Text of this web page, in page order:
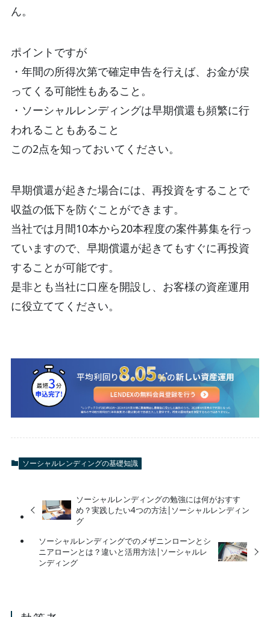
ん。
ポイントですが
・年間の所得次第で確定申告を行えば、お金が戻
ってくる可能性もあること。
・ソーシャルレンディングは早期償還も頻繁に行
われることもあること
この2点を知っておいてください。
早期償還が起きた場合には、再投資をすることで
収益の低下を防ぐことができます。
当社では月間10本から20本程度の案件募集を行っ
ていますので、早期償還が起きてもすぐに再投資
することが可能です。
是非とも当社に口座を開設し、お客様の資産運用
に役立ててください。
ソーシャルレンディングの基礎知識
ソーシャルレンディングの勉強には何がおすす
め？実践したい4つの方法|ソーシャルレンディン
グ
ソーシャルレンディングでのメザニンローンとシ
ニアローンとは？違いと活用方法|ソーシャルレ
ンディング